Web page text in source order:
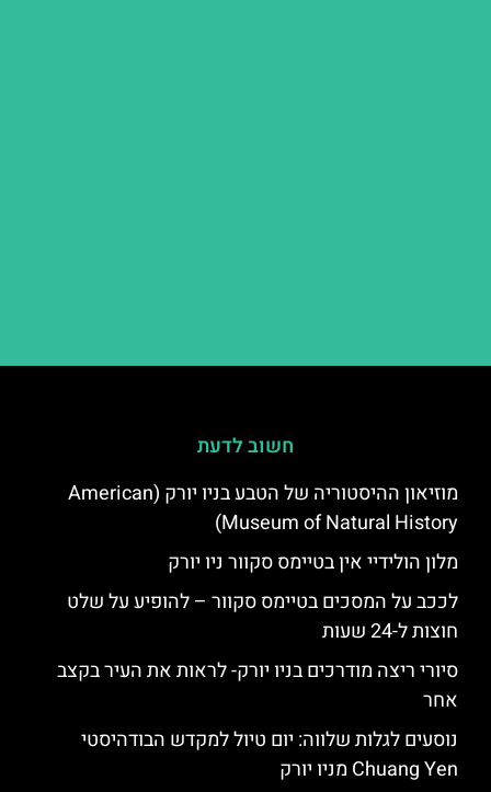
חשוב לדעת
מוזיאון ההיסטוריה של הטבע בניו יורק (American
Museum of Natural History)
מלון הולידיי אין בטיימס סקוור ניו יורק
לככב על המסכים בטיימס סקוור – להופיע על שלט
חוצות ל-24 שעות
סיורי ריצה מודרכים בניו יורק- לראות את העיר בקצב
אחר
נוסעים לגלות שלווה: יום טיול למקדש הבודהיסטי
Chuang Yen מניו יורק